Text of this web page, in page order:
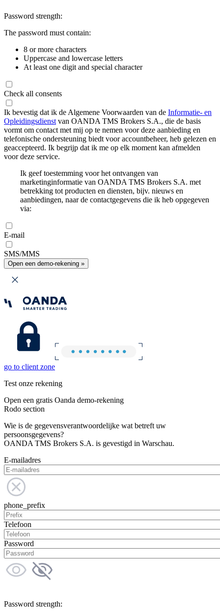
Password strength:
The password must contain:
8 or more characters
Uppercase and lowercase letters
At least one digit and special character
Check all consents
Ik bevestig dat ik de Algemene Voorwaarden van de Informatie- en
Opleidingsdienst van OANDA TMS Brokers S.A., die de basis
vormt om contact met mij op te nemen voor deze aanbieding en
telefonische ondersteuning biedt voor accountbeheer, heb gelezen en
geaccepteerd. Ik begrijp dat ik me op elk moment kan afmelden
voor deze service.
Ik geef toestemming voor het ontvangen van
marketinginformatie van OANDA TMS Brokers S.A. met
betrekking tot producten en diensten, bijv. nieuws en
aanbiedingen, naar de contactgegevens die ik heb opgegeven
via:
E-mail
SMS/MMS
Open een demo-rekening »
go to client zone
Test onze rekening
Open een gratis Oanda demo-rekening
Rodo section
Wie is de gegevensverantwoordelijke wat betreft uw
persoonsgegevens?
OANDA TMS Brokers S.A. is gevestigd in Warschau.
E-mailadres
phone_prefix
Telefoon
Password
Password strength: